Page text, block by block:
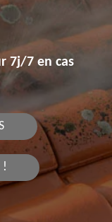
7j/7 en cas
!